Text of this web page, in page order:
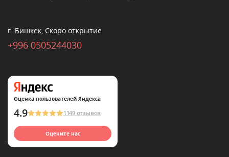
г. Бишкек, Скоро открытие
+996 0505244030
Оценка пользователей Яндекса
4.9 1149 отзывов
Оцените нас